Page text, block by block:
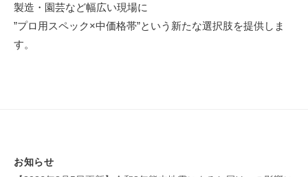
製造・園芸など幅広い現場に
”プロ用スペック×中価格帯”という新たな選択肢を提供しま
す。
お知らせ